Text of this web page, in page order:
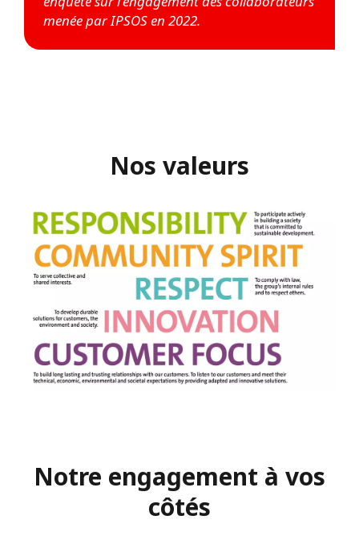
menée par IPSOS en 2022.
Nos valeurs
Notre engagement à vos
côtés